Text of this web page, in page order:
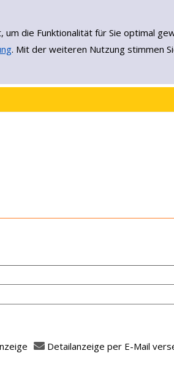
um die Funktionalität für Sie optimal
. Mit der weiteren Nutzung stimmen
Detailanzeige per E-Mail